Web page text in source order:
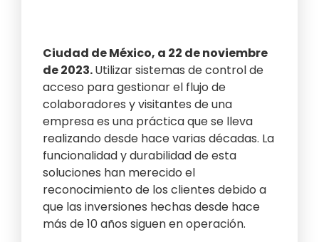
Ciudad de México, a 22 de noviembre
de 2023.Utilizar sistemas de control de
acceso para gestionar el flujo de
colaboradores y visitantes de una
empresa es una práctica que se lleva
realizando desde hace varias décadas. La
funcionalidad y durabilidad de esta
soluciones han merecido el
reconocimiento de los clientes debido a
que las inversiones hechas desde hace
más de 10 años siguen en operación.